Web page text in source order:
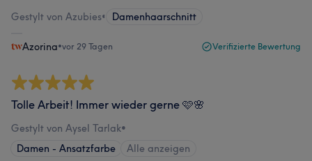
Gestylt von Azubies• Damenhaarschnitt
Azorina•vor 29 Tagen Verifizierte Bewertung
Tolle Arbeit! Immer wieder gerne 🩷🌸
Gestylt von Aysel Tarlak•
Damen - Ansatzfarbe
Alle anzeigen